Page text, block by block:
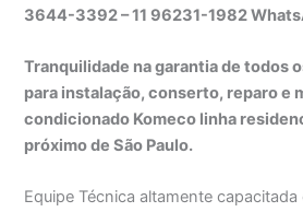
3644-3392 – 11 96231-1982
Tranquilidade na garantia de todos
para instalação, conserto, reparo e
condicionado Komeco linha
próximo de São Paulo.
Equipe Técnica altamente capacitada